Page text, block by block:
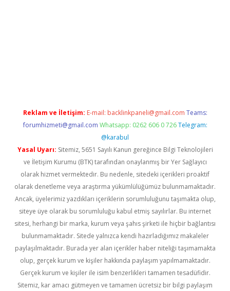
Reklam ve İletişim: E-mail: backlinkpaneli@gmail.com Teams:
forumhizmeti@gmail.com Whatsapp: 0262 606 0 726 Telegram:
@karabul
Yasal Uyarı: Sitemiz, 5651 Sayılı Kanun gereğince Bilgi Teknolojileri
ve İletişim Kurumu (BTK) tarafından onaylanmış bir Yer Sağlayıcı
olarak hizmet vermektedir. Bu nedenle, sitedeki içerikleri proaktif
olarak denetleme veya araştırma yükümlülüğümüz bulunmamaktadır.
Ancak, üyelerimiz yazdıkları içeriklerin sorumluluğunu taşımakta olup,
siteye üye olarak bu sorumluluğu kabul etmiş sayılırlar. Bu internet
sitesi, herhangi bir marka, kurum veya şahıs şirketi ile hiçbir bağlantısı
bulunmamaktadır. Sitede yalnızca kendi hazırladığımız makaleler
paylaşılmaktadır. Burada yer alan içerikler haber niteliği taşımamakta
olup, gerçek kurum ve kişiler hakkında paylaşım yapılmamaktadır.
Gerçek kurum ve kişiler ile isim benzerlikleri tamamen tesadüfidir.
Sitemiz, kar amacı gütmeyen ve tamamen ücretsiz bir bilgi paylaşım